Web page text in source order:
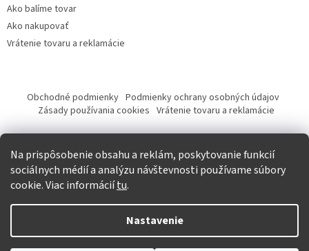
Na prispôsobenie obsahu a reklám, poskytovanie funkcií
sociálnych médií a analýzu návštevnosti používame súbory
cookie. Viac informáciítu.
Nastavenie
Ako balíme tovar
Ako nakupovať
Vrátenie tovaru a reklamácie
Obchodné podmienky Podmienky ochrany osobných údajov
Zásady používania cookies Vrátenie tovaru a reklamácie
Tvorba eshopu a SEO optimalizácia